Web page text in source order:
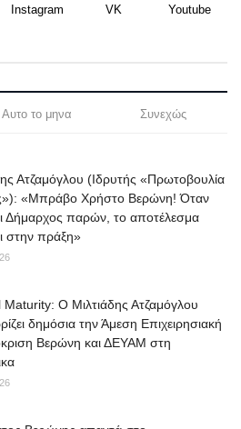
Instagram VK Youtube
Αυτο το μηνα Συνεχώς
Ατζαμόγλου (Ιδρυτής «Πρωτοβουλία
«Μπράβο Χρήστο Βερώνη! Όταν
Δήμαρχος παρών, το αποτέλεσμα
στην πράξη»
Maturity: Ο Μιλτιάδης Ατζαμόγλου
δημόσια την Άμεση Επιχειρησιακή
Βερώνη και ΔΕΥΑΜ στη